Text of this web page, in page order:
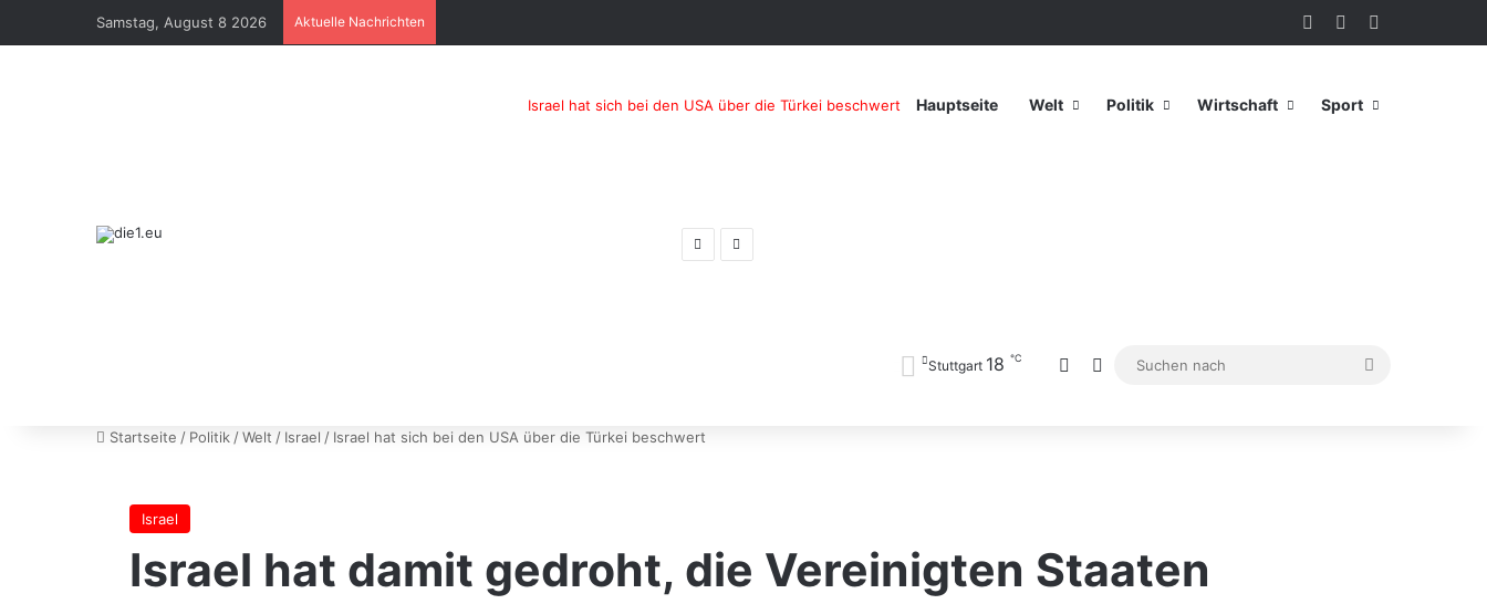
Samstag, August 8 2026 Aktuelle Nachrichten AnmeldenZufälliger Artikel
Israel hat sich bei den USA über die Türkei beschwert
Previous
Hauptseite Welt Politik Wirtschaft Sport
Stuttgart 18 ℃ SidebarSkin umschalten
Suchen
Startseite / Politik /Welt / Israel / Israel hat sich bei den USA über die Türkei beschwert
Israel
Israel hat damit gedroht, die Vereinigten Staaten